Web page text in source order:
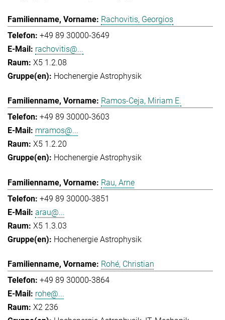
Rachovitis, Georgios
+49 89 30000-3649
rachovitis@...
X5 1.2.08
Hochenergie Astrophysik
Ramos-Ceja, Miriam E.
+49 89 30000-3603
mramos@...
X5 1.2.20
Hochenergie Astrophysik
Rau, Arne
+49 89 30000-3851
arau@...
X5 1.3.03
Hochenergie Astrophysik
Rohé, Christian
+49 89 30000-3864
rohe@...
X2 236